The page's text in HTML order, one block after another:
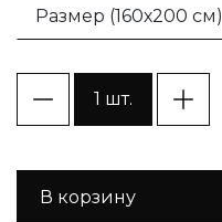
Размер (160х200 см)
1 шт.
В корзину